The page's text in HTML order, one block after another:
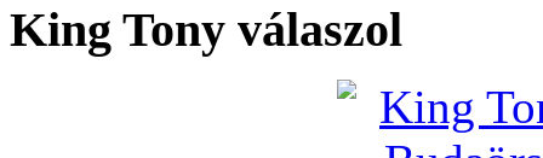
King Tony válaszol